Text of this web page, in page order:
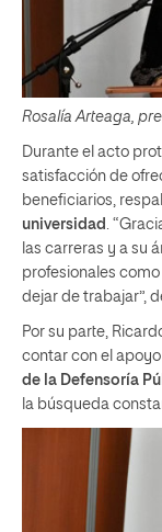
Rosalía Arteaga,
Durante el acto
satisfacción de
beneficiarios,
universidad .
las carreras y a su
profesionales
dejar de trabajar”,
Por su parte,
contar con el apoyo
de la Defensoría
la búsqueda